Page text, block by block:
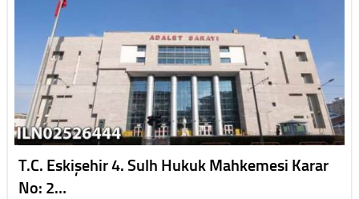
T.C. Eskişehir 4. Sulh Hukuk Mahkemesi Karar
No: 2…